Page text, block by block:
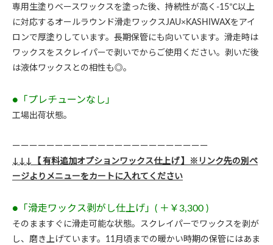
専用生塗りベースワックスを塗った後、持続性が高く-15℃以上
に対応するオールラウンド滑走ワックスJAU×KASHIWAXをアイ
ロンで厚塗りしています。長期保管にも向いています。滑走時は
ワックスをスクレイパーで剥いでからご使用ください。剥いだ後
は液体ワックスとの相性も◎。
●「プレチューンなし」
工場出荷状態。
ーーーーーーーーーーーーーーーーーーーーーーー
↓↓↓【 有料追加オプションワックス仕上げ 】※リンク先の別ペ
ージよりメニューをカートに入れてください
●「滑走ワックス剥がし仕上げ」( ＋￥3,300 )
そのまますぐに滑走可能な状態。スクレイパーでワックスを剥が
し、磨き上げています。11月頃までの暖かい時期の保管にはあま